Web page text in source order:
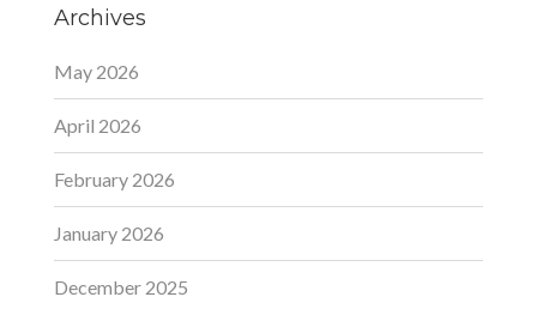
Archives
May 2026
April 2026
February 2026
January 2026
December 2025